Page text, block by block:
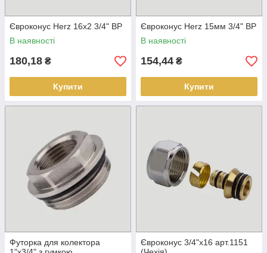
Євроконус Herz 16х2 3/4" ВР
В наявності
180,18 ₴
Купити
Євроконус Herz 15мм 3/4" ВР
В наявності
154,44 ₴
Купити
Футорка для колектора
Євроконус 3/4"х16 арт.1151